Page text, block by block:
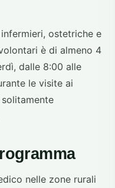
ostetriche e
è di almeno 4
dalle 8:00 alle
le visite ai
nelle zone rurali